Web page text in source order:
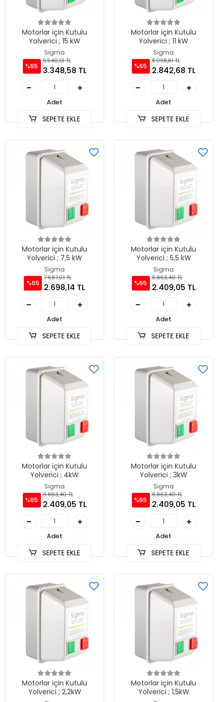
Motorlar için Kutulu
Yolverici ; 15 kW
Sigma
%65
9.540,13 TL
3.348,58 TL
Adet
SEPETE EKLE
Motorlar için Kutulu
Yolverici ; 11 kW
Sigma
%65
8.098,81 TL
2.842,68 TL
Adet
SEPETE EKLE
Motorlar için Kutulu
Yolverici ; 7,5 kW
Sigma
%65
7.687,01 TL
2.698,14 TL
Adet
SEPETE EKLE
Motorlar için Kutulu
Yolverici ; 5,5 kW
Sigma
%65
6.863,40 TL
2.409,05 TL
Adet
SEPETE EKLE
Motorlar için Kutulu
Yolverici ; 4kW
Sigma
%65
6.863,40 TL
2.409,05 TL
Adet
SEPETE EKLE
Motorlar için Kutulu
Yolverici ; 3kW
Sigma
%65
6.863,40 TL
2.409,05 TL
Adet
SEPETE EKLE
Motorlar için Kutulu
Yolverici ; 2,2kW
Motorlar için Kutulu
Yolverici ; 1,5kW